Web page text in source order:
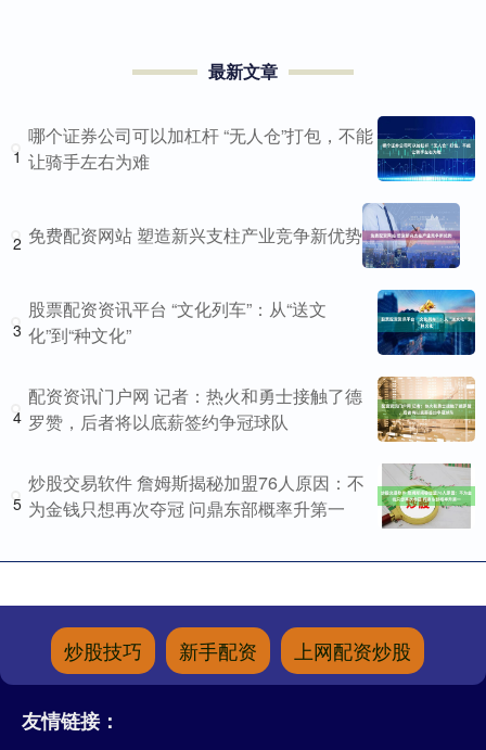
最新文章
1
哪个证券公司可以加杠杆 “无人仓”打包，不能
让骑手左右为难
2 免费配资网站 塑造新兴支柱产业竞争新优势
3
股票配资资讯平台 “文化列车”：从“送文
化”到“种文化”
4
配资资讯门户网 记者：热火和勇士接触了德
罗赞，后者将以底薪签约争冠球队
5
炒股交易软件 詹姆斯揭秘加盟76人原因：不
为金钱只想再次夺冠 问鼎东部概率升第一
炒股技巧 新手配资 上网配资炒股
友情链接：